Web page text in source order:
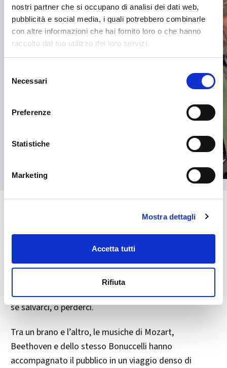
nostri partner che si occupano di analisi dei dati web,
pubblicità e social media, i quali potrebbero combinarle
con altre informazioni che hai fornito loro o che hanno
raccolto dal tuo utilizzo dei loro servizi.
delNecessari
Preferenze
Statistiche
Marketing
Mostra dettagli
Accetta tutti
Rifiuta
di Carl Sagan e la celebre immagine della Terra
fotografata dalla Voyager 1 nel 1990. Un “pallido
puntino blu” da cui ci affanniamo a conquistare,
distruggere, possedere. Ma lì, in quell'infinitesimo
granello sospeso nel vuoto, c’è tutto ciò che siamo e
tutto ciò che possiamo diventare. Sta a noi decidere
se salvarci, o perderci.
Tra un brano e l’altro, le musiche di Mozart,
Beethoven e dello stesso Bonuccelli hanno
accompagnato il pubblico in un viaggio denso di